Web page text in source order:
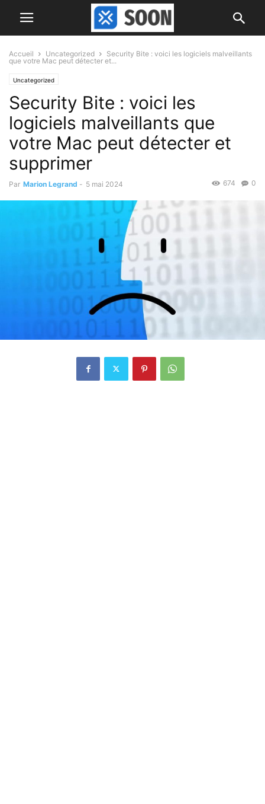
Accueil Uncategorized
Security Bite : voici les logiciels malveillants
que votre Mac peut détecter et...
Uncategorized
Security Bite : voici les
logiciels malveillants que
votre Mac peut détecter et
supprimer
Par Marion Legrand - 5 mai 2024 0
674